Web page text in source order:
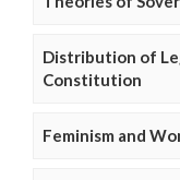
Distribution of
Constitution
Feminism and